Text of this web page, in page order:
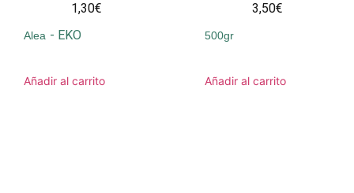
1,30€
Alea - EKO
Añadir al carrito
3,50€
500gr
Añadir al carrito